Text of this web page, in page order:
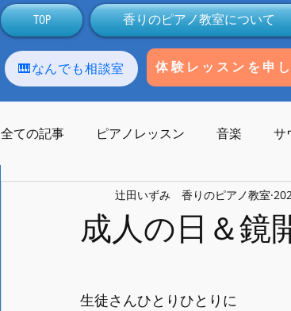
TOP 香りのピアノ教室について
🎹なんでも相談室 体験レッスンを申
全ての記事 ピアノレッスン 音楽 サ
アロマテラピー 生徒 歌碑 作
成人の日＆鏡
辻田いずみ 香りのピアノ教室
生徒さんひとりひとりに